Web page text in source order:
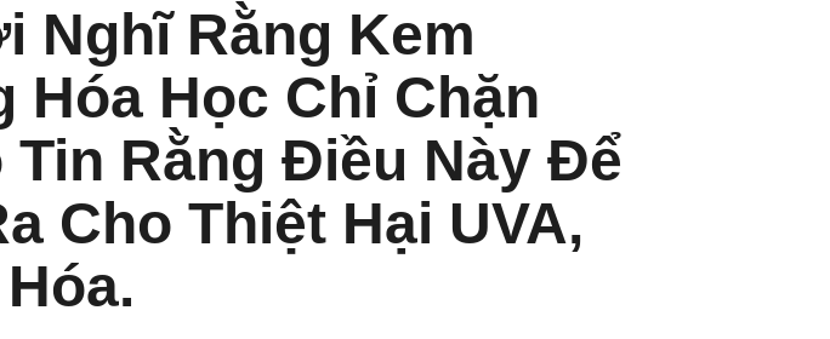
Nghĩ Rằng Kem
Hóa Học Chỉ Chặn
Tin Rằng Điều Này Để
Cho Thiệt Hại UVA,